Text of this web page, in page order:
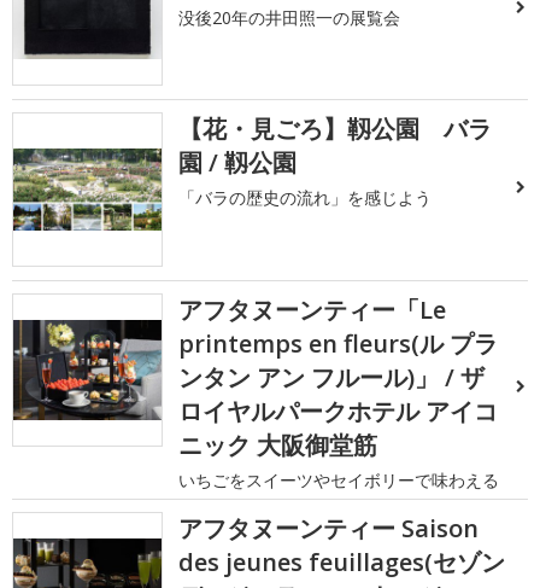
没後20年の井田照一の展覧会
【花・見ごろ】靱公園 バラ
園 / 靱公園
「バラの歴史の流れ」を感じよう
アフタヌーンティー「Le
printemps en fleurs(ル プラ
ンタン アン フルール)」 / ザ
ロイヤルパークホテル アイコ
ニック 大阪御堂筋
いちごをスイーツやセイボリーで味わえる
アフタヌーンティー Saison
des jeunes feuillages(セゾン